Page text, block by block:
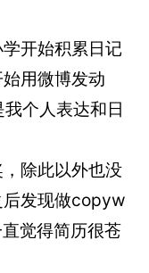
开始积累日记
用微博发动
个人表达和日
除此以外也没
后发现做copyw
觉得简历很苍